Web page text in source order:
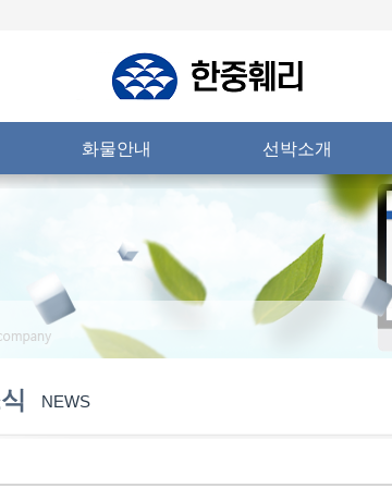
화물안내 선박소개
NEWS